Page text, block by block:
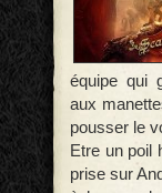
équipe qui
aux
pousser le
Etre un poil
prise sur